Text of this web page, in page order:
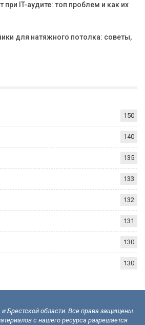
при IT-аудите: топ проблем и как их
для натяжного потолка: советы,
150
140
135
133
132
131
130
130
Брестской области. Все права защищены.
с нашего ресурса разрешается